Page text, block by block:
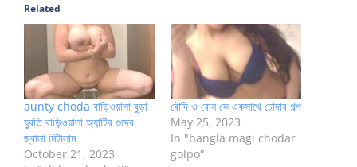
Related
aunty choda বাড়িওয়ালা বুড়া
যুবতি বাড়িওয়ালা অ্যান্টির গুদের
জ্বালা মিটালাম
October 21, 2023
বৌদি ও বোন কে একসাথে চোদার গল্প
May 25, 2023
In "bangla magi chodar
golpo"